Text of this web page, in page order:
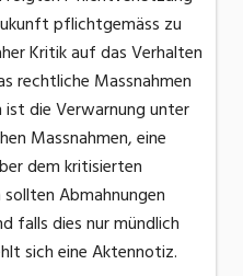
pflichtgemäss zu
Kritik auf das Verhalten
rechtliche Massnahmen
die Verwarnung unter
Massnahmen, eine
dem kritisierten
Abmahnungen
falls dies nur mündlich
sich eine Aktennotiz.